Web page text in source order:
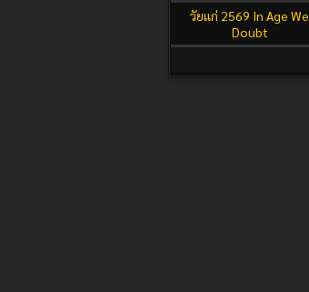
วัยแก่ 2569 In Age We
Doubt